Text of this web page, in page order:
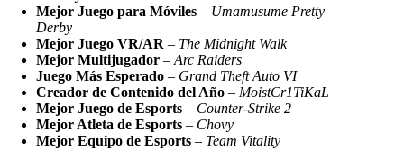
Mejor Juego para Móviles – Umamusume Pretty
Derby
Mejor Juego VR/AR – The Midnight Walk
Mejor Multijugador – Arc Raiders
Juego Más Esperado – Grand Theft Auto VI
Creador de Contenido del Año – MoistCr1TiKaL
Mejor Juego de Esports – Counter-Strike 2
Mejor Atleta de Esports – Chovy
Mejor Equipo de Esports – Team Vitality